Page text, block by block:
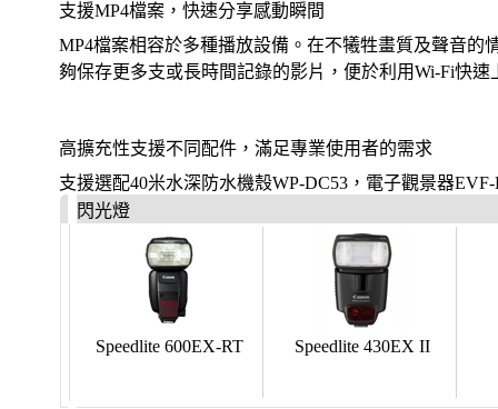
支援MP4檔案，快速分享感動瞬間
MP4檔案相容於多種播放設備。在不犧牲畫質及聲音的
夠保存更多支或長時間記錄的影片，便於利用Wi-Fi快速
高擴充性支援不同配件，滿足專業使用者的需求
支援選配40米水深防水機殼WP-DC53，電子觀景器
閃光燈
Speedlite 600EX-RT Speedlite 430EX II